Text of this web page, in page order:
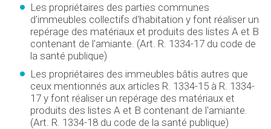
Les propriétaires des parties communes
d'immeubles collectifs d'habitation y font réaliser un
repérage des matériaux et produits des listes A et B
contenant de l'amiante. (Art. R. 1334-17 du code de
la santé publique)
Les propriétaires des immeubles bâtis autres que
ceux mentionnés aux articles R. 1334-15 à R. 1334-
17 y font réaliser un repérage des matériaux et
produits des listes A et B contenant de l'amiante.
(Art. R. 1334-18 du code de la santé publique)